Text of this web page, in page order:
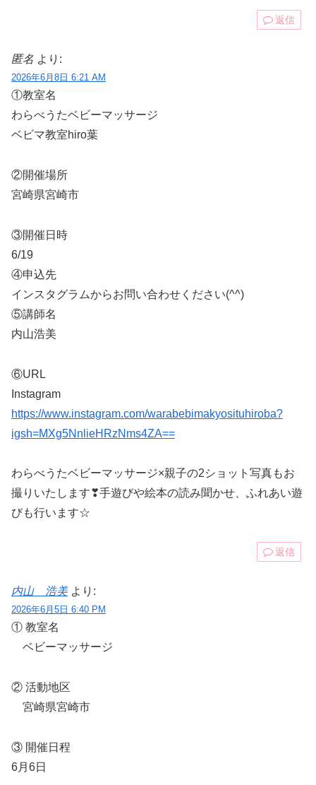
返信
匿名 より:
2026年6月8日 6:21 AM
①教室名
わらべうたベビーマッサージ
ベビマ教室hiro葉
②開催場所
宮崎県宮崎市
③開催日時
6/19
④申込先
インスタグラムからお問い合わせください(^^)
⑤講師名
内山浩美
⑥URL
Instagram
https://www.instagram.com/warabebimakyosituhiroba?
igsh=MXg5NnlieHRzNms4ZA==
わらべうたベビーマッサージ×親子の2ショット写真もお
撮りいたします❣手遊びや絵本の読み聞かせ、ふれあい遊
びも行います☆
返信
内山 浩美 より:
2026年6月5日 6:40 PM
① 教室名
ベビーマッサージ
② 活動地区
宮崎県宮崎市
③ 開催日程
6月6日